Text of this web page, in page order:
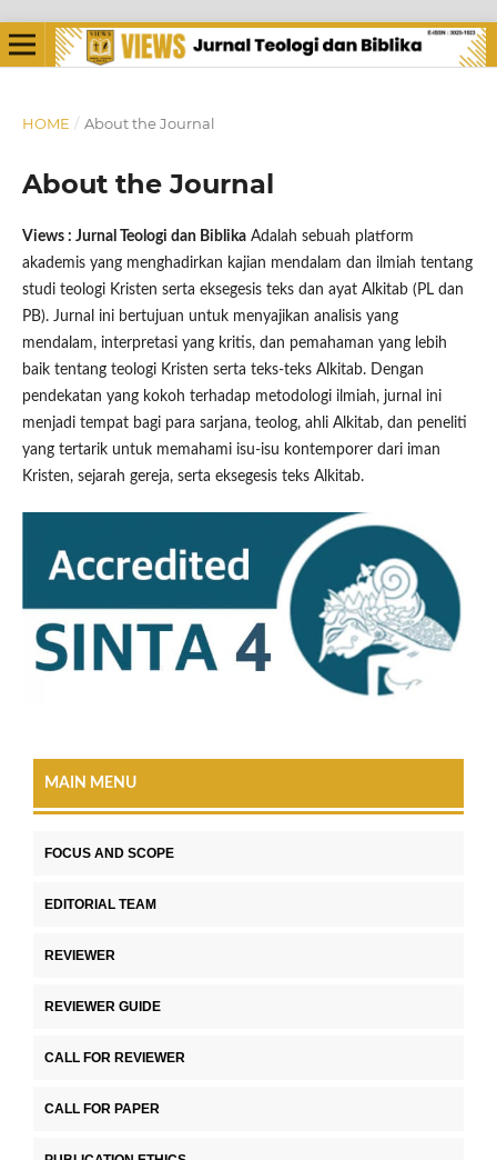
HOME / About the Journal
About the Journal
Views : Jurnal Teologi dan BiblikaAdalah sebuah platform
akademis yang menghadirkan kajian mendalam dan ilmiah tentang
studi teologi Kristen serta eksegesis teks dan ayat Alkitab (PL dan
PB). Jurnal ini bertujuan untuk menyajikan analisis yang
mendalam, interpretasi yang kritis, dan pemahaman yang lebih
baik tentang teologi Kristen serta teks-teks Alkitab. Dengan
pendekatan yang kokoh terhadap metodologi ilmiah, jurnal ini
menjadi tempat bagi para sarjana, teolog, ahli Alkitab, dan peneliti
yang tertarik untuk memahami isu-isu kontemporer dari iman
Kristen, sejarah gereja, serta eksegesis teks Alkitab.
MAIN MENU
FOCUS AND SCOPE
EDITORIAL TEAM
REVIEWER
REVIEWER GUIDE
CALL FOR REVIEWER
CALL FOR PAPER